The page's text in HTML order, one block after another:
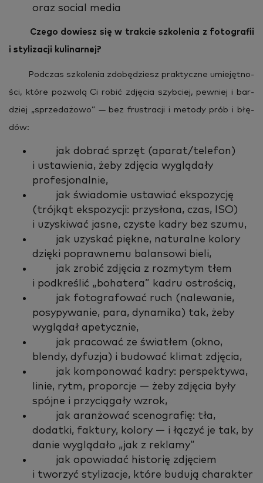
oraz social media
Czego do­wiesz się w trak­cie szko­le­nia z fo­to­gra­fii
i sty­li­za­cji ku­li­nar­nej?
Pod­czas szko­le­nia zdo­bę­dziesz prak­tycz­ne umie­jęt­no­
ści, które po­zwo­lą Ci robić zdję­cia szyb­ciej, pew­niej i bar­
dziej „sprze­da­żo­wo” — bez fru­stra­cji i me­to­dy prób i błę­
dów:
jak dobrać sprzęt (aparat/telefon)
i ustawienia, żeby zdjęcia wyglądały
profesjonalnie,
jak świadomie ustawiać ekspozycję
(trójkąt ekspozycji: przysłona, czas, ISO)
i uzyskiwać jasne, czyste kadry bez szumu,
jak uzyskać piękne, naturalne kolory
dzięki poprawnemu balansowi bieli,
jak zrobić zdjęcia z rozmytym tłem
i podkreślić „bohatera” kadru ostrością,
jak fotografować ruch (nalewanie,
posypywanie, para, dynamika) tak, żeby
wyglądał apetycznie,
jak pracować ze światłem (okno,
blendy, dyfuzja) i budować klimat zdjęcia,
jak komponować kadry: perspektywa,
linie, rytm, proporcje — żeby zdjęcia były
spójne i przyciągały wzrok,
jak aranżować scenografię: tła,
dodatki, faktury, kolory — i łączyć je tak, by
danie wyglądało „jak z reklamy”
jak opowiadać historię zdjęciem
i tworzyć stylizacje, które budują charakter